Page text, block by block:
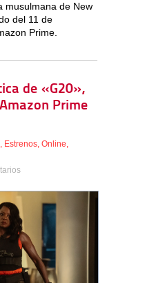
musulmana de New
del 11 de
Prime.
de «G20»,
Prime
, Estrenos, Online,